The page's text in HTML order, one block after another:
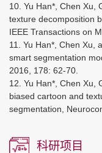
10. Yu Han*, Chen Xu,
texture decomposition
IEEE Transactions on
11. Yu Han*, Chen Xu,
smart segmentation
2016, 178: 62-70.
12. Yu Han*, Chen Xu,
biased cartoon and
segmentation,
科研项目